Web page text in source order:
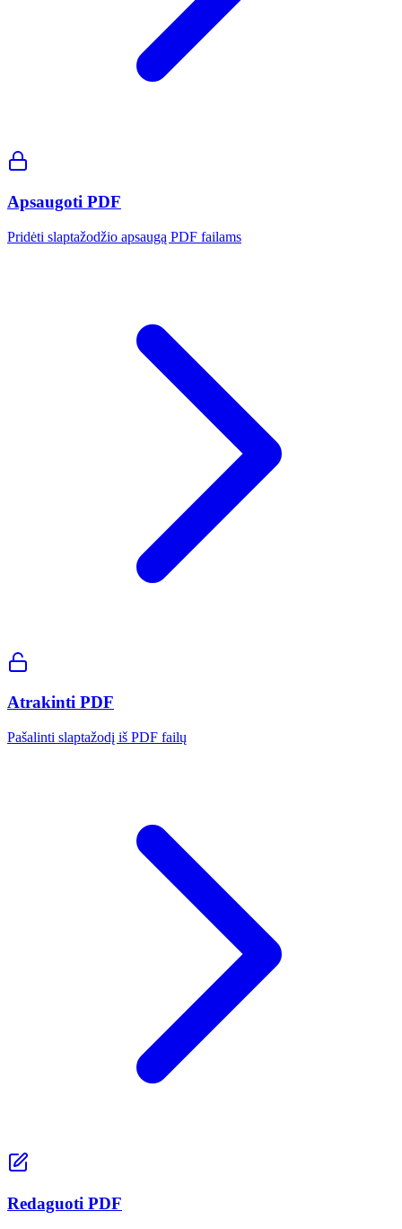
Apsaugoti PDF
Pridėti slaptažodžio apsaugą PDF failams
Atrakinti PDF
Pašalinti slaptažodį iš PDF failų
Redaguoti PDF